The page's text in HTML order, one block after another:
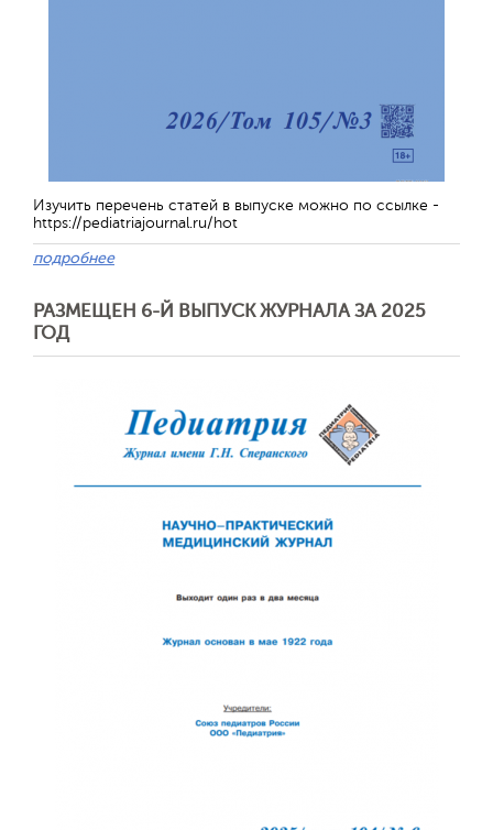
Изучить перечень статей в выпуске можно по ссылке -
https://pediatriajournal.ru/hot
подробнее
РАЗМЕЩЕН 6-Й ВЫПУСК ЖУРНАЛА ЗА 2025
ГОД
Обратная